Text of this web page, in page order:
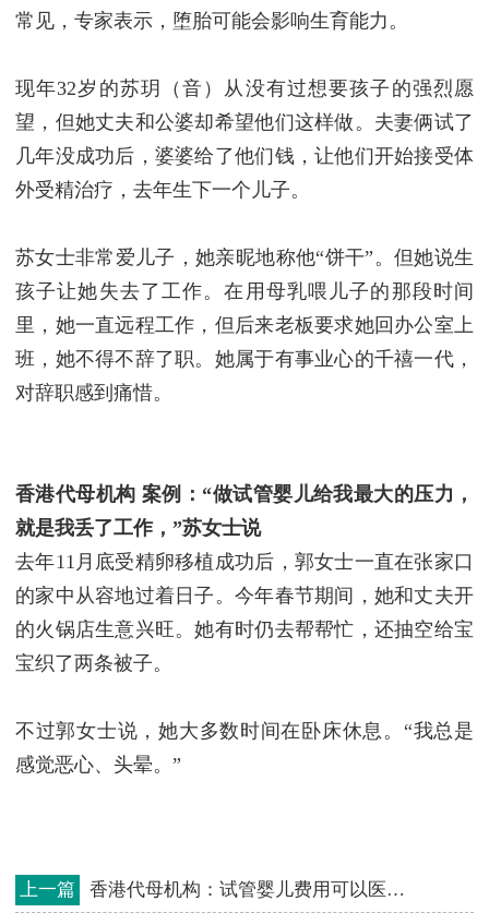
常见，专家表示，堕胎可能会影响生育能力。
现年32岁的苏玥（音）从没有过想要孩子的强烈愿
望，但她丈夫和公婆却希望他们这样做。夫妻俩试了
几年没成功后，婆婆给了他们钱，让他们开始接受体
外受精治疗，去年生下一个儿子。
苏女士非常爱儿子，她亲昵地称他“饼干”。但她说生
孩子让她失去了工作。在用母乳喂儿子的那段时间
里，她一直远程工作，但后来老板要求她回办公室上
班，她不得不辞了职。她属于有事业心的千禧一代，
对辞职感到痛惜。
香港代母机构 案例： “做试管婴儿给我最大的压力，
就是我丢了工作，”苏女士说
去年11月底受精卵移植成功后，郭女士一直在张家口
的家中从容地过着日子。今年春节期间，她和丈夫开
的火锅店生意兴旺。她有时仍去帮帮忙，还抽空给宝
宝织了两条被子。
不过郭女士说，她大多数时间在卧床休息。“我总是
感觉恶心、头晕。”
上一篇 香港代母机构：试管婴儿费用可以医保报销 不限次数